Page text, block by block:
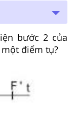
bước 2 của
điểm tụ?